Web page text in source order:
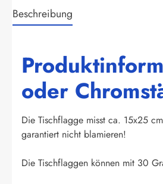
Beschreibung
oder
Die Tischflagge misst ca. 15x25
garantiert nicht blamieren!
Die Tischflaggen können mit 30